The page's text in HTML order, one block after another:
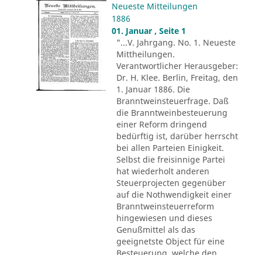
Neueste Mitteilungen
1886
01. Januar , Seite 1
"...V. Jahrgang. No. 1. Neueste
Mittheilungen.
Verantwortlicher Herausgeber:
Dr. H. Klee. Berlin, Freitag, den
1. Januar 1886. Die
Branntweinsteuerfrage. Daß
die Branntweinbesteuerung
einer Reform dringend
bedürftig ist, darüber herrscht
bei allen Parteien Einigkeit.
Selbst die freisinnige Partei
hat wiederholt anderen
Steuerprojecten gegenüber
auf die Nothwendigkeit einer
Branntweinsteuerreform
hingewiesen und dieses
Genußmittel als das
geeignetste Object für eine